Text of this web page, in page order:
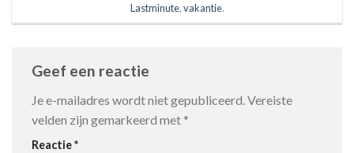
Lastminute,vakantie.
Geef een reactie
Je e-mailadres wordt niet gepubliceerd.Vereiste
velden zijn gemarkeerd met *
Reactie*